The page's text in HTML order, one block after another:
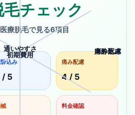
チェック
療脱毛で見る6項目
初期費用 麻酔込み
痛み配慮
通いやすさ
込み
/ 5
痛み配慮
4 / 5
料金確認